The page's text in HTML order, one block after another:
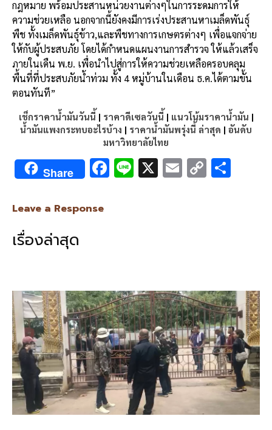
กฎหมาย พร้อมประสานหน่วยงานต่างๆในการระดมการให้
ความช่วยเหลือ นอกจากนี้ยังคงมีการเร่งประสานหาเมล็ดพันธุ์
พืช ทั้งเมล็ดพันธุ์ข้าว,และพืชทางการเกษตรต่างๆ เพื่อแจกจ่าย
ให้กับผู้ประสบภัย โดยได้กำหนดแผนงานการสำรวจ ให้แล้วเสร็จ
ภายในเดืน พ.ย. เพื่อนำไปสู่การให้ความช่วยเหลือครอบคลุม
พื้นที่ที่ประสบภัยน้ำท่วม ทั้ง 4 หมู่บ้านในเดือน ธ.ค.ได้ตามขั้น
ตอนทันที”
เช็กราคาน้ำมันวันนี้ | ราคาดีเซลวันนี้ | แนวโน้มราคาน้ำมัน |
น้ำมันแพงกระทบอะไรบ้าง | ราคาน้ำมันพรุ่งนี้ ล่าสุด | อันดับ
มหาวิทยาลัยไทย
Share F
k
Li X E C
Leave a Response
เรื่องล่าสุด